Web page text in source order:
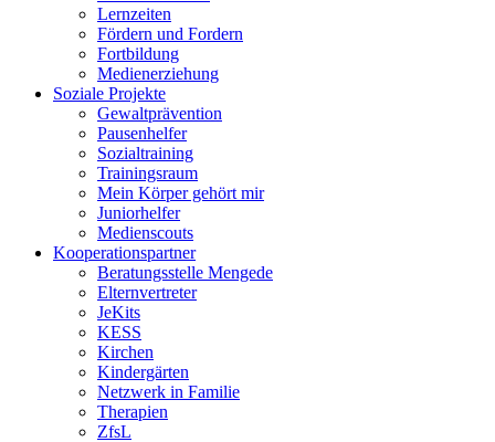
Lernzeiten
Fördern und Fordern
Fortbildung
Medienerziehung
Soziale Projekte
Gewaltprävention
Pausenhelfer
Sozialtraining
Trainingsraum
Mein Körper gehört mir
Juniorhelfer
Medienscouts
Kooperationspartner
Beratungsstelle Mengede
Elternvertreter
JeKits
KESS
Kirchen
Kindergärten
Netzwerk in Familie
Therapien
ZfsL